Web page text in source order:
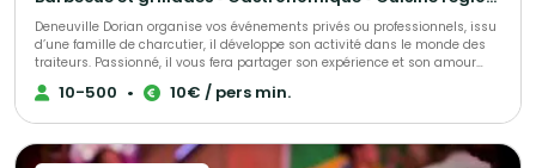
Deneuville Dorian organise vos événements privés ou professionnels, issu
d’une famille de charcutier, il développe son activité dans le monde des
traiteurs. Passionné, il vous fera partager son expérience et son amour
des produits locaux. Réputé et reconnu, il réalisera votre événement à la
perfection selon vos demandes et vos exigences.
10-500 • 10€ / pers min.